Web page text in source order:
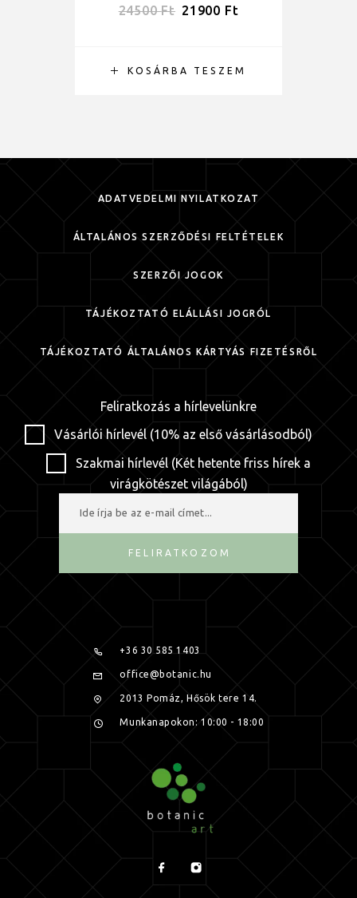
KOSÁRBA TESZEM
24500Ft 21900 Ft
ADATVÉDELMI NYILATKOZAT
ÁLTALÁNOS SZERZŐDÉSI FELTÉTELEK
SZERZŐI JOGOK
TÁJÉKOZTATÓ ELÁLLÁSI JOGRÓL
TÁJÉKOZTATÓ ÁLTALÁNOS KÁRTYÁS FIZETÉSRŐL
Feliratkozás a hírlevelünkre
Vásárlói hírlevél (10% az első vásárlásodból)
Szakmai hírlevél (Két hetente friss hírek a
virágkötészet világából)
FELIRATKOZOM
+36 30 585 1403
office@botanic.hu
2013 Pomáz, Hősök tere 14.
Munkanapokon: 10:00 - 18:00